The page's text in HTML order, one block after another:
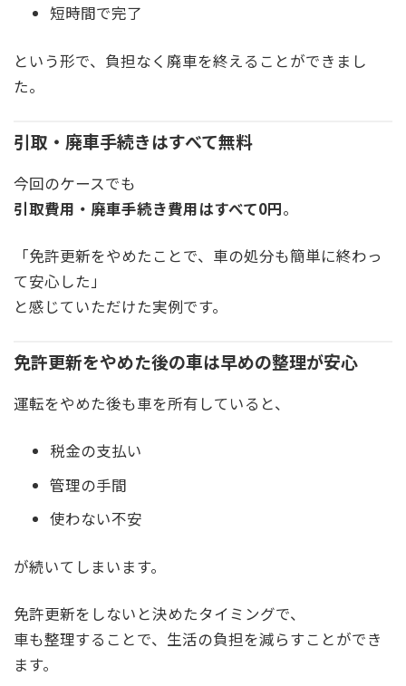
短時間で完了
という形で、負担なく廃車を終えることができまし
た。
引取・廃車手続きはすべて無料
今回のケースでも
引取費用・廃車手続き費用はすべて0円。
「免許更新をやめたことで、車の処分も簡単に終わっ
て安心した」
と感じていただけた実例です。
免許更新をやめた後の車は早めの整理が安心
運転をやめた後も車を所有していると、
税金の支払い
管理の手間
使わない不安
が続いてしまいます。
免許更新をしないと決めたタイミングで、
車も整理することで、生活の負担を減らすことができ
ます。